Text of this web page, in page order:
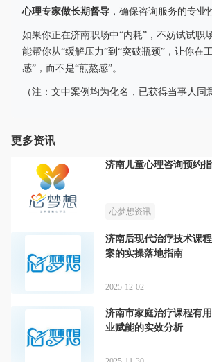
心理专家做长期督导 ，确保咨询服务的专业
如果你正在济南职场中“内耗”，不妨试试
能帮你从“缓解压力”到“突破瓶颈”，让你在
感”，而不是“煎熬感”。
（注：文中案例均为化名，已获得当事人同
更多资讯
济南儿童心理咨询预约
心梦想资讯
济南后现代治疗技术课
案的实操落地指南
2025-12-02
济南市家庭治疗课程有
业赋能的实效分析